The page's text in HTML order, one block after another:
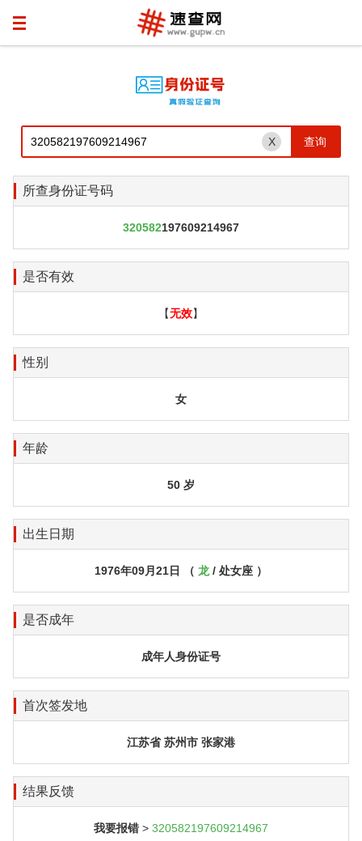
X
所查身份证号码
320582197609214967
是否有效
【无效】
性别
女
年龄
50 岁
出生日期
1976年09月21日 （ 龙 / 处女座 ）
是否成年
成年人身份证号
首次签发地
江苏省 苏州市 张家港
结果反馈
我要报错 > 320582197609214967